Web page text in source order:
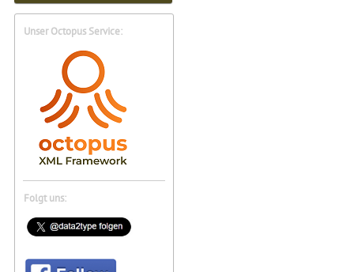
Unser Octopus Service:
Folgt uns: